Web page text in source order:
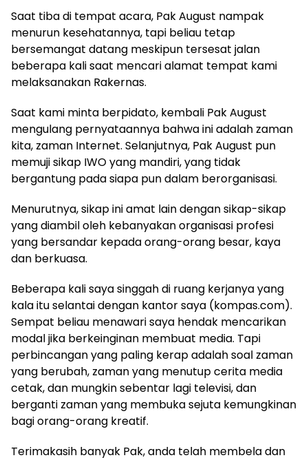
Saat tiba di tempat acara, Pak August nampak
menurun kesehatannya, tapi beliau tetap
bersemangat datang meskipun tersesat jalan
beberapa kali saat mencari alamat tempat kami
melaksanakan Rakernas.
Saat kami minta berpidato, kembali Pak August
mengulang pernyataannya bahwa ini adalah zaman
kita, zaman Internet. Selanjutnya, Pak August pun
memuji sikap IWO yang mandiri, yang tidak
bergantung pada siapa pun dalam berorganisasi.
Menurutnya, sikap ini amat lain dengan sikap-sikap
yang diambil oleh kebanyakan organisasi profesi
yang bersandar kepada orang-orang besar, kaya
dan berkuasa.
Beberapa kali saya singgah di ruang kerjanya yang
kala itu selantai dengan kantor saya (kompas.com).
Sempat beliau menawari saya hendak mencarikan
modal jika berkeinginan membuat media. Tapi
perbincangan yang paling kerap adalah soal zaman
yang berubah, zaman yang menutup cerita media
cetak, dan mungkin sebentar lagi televisi, dan
berganti zaman yang membuka sejuta kemungkinan
bagi orang-orang kreatif.
Terimakasih banyak Pak, anda telah membela dan